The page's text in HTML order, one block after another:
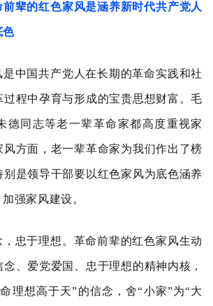
前辈的红色家风是涵养新时代共产党人
色
国共产党人在长期的革命实践和社
程中孕育与形成的宝贵思想财富。毛
德同志等老一辈革命家都高度重视家
风方面，老一辈革命家为我们作出了榜
是领导干部要以红色家风为底色涵养
强家风建设。
于理想。革命前辈的红色家风生动
、爱党爱国、忠于理想的精神内核，
理想高于天”的信念，舍“小家”为“大